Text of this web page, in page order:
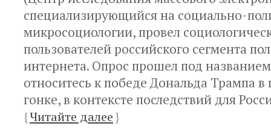
специализирующийся на социально-
микросоциологии, провел
пользователей российского сегмента
интернета. Опрос прошел под
относитесь к победе Дональда Трампа в
гонке, в контексте последствий для
{Читайте далее}